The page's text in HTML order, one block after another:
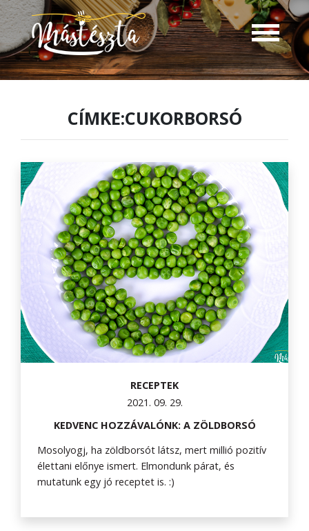
CÍMKE:CUKORBORSÓ
RECEPTEK
2021. 09. 29.
KEDVENC HOZZÁVALÓNK: A ZÖLDBORSÓ
Mosolyogj, ha zöldborsót látsz, mert millió pozitív
élettani előnye ismert. Elmondunk párat, és
mutatunk egy jó receptet is. :)